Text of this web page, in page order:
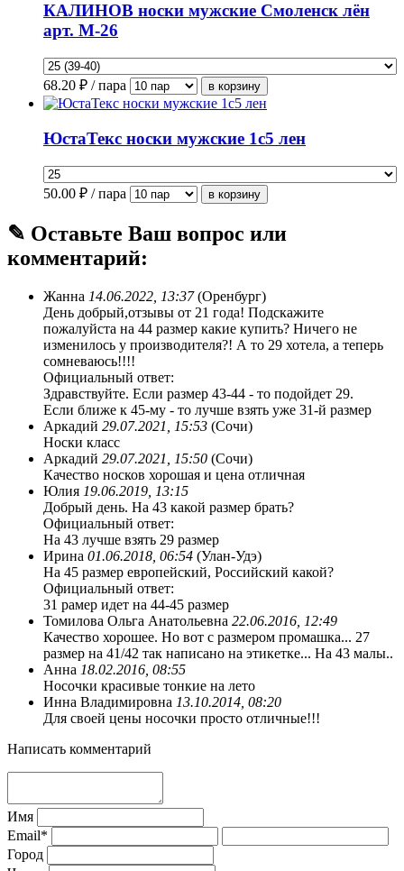
КАЛИНОВ носки мужские Смоленск лён
арт. М-26
68.20 ₽ / пара
ЮстаТекс носки мужские 1с5 лен
50.00 ₽ / пара
✎ Оставьте Ваш вопрос или
комментарий:
Жанна 14.06.2022, 13:37 (Оренбург)
День добрый,отзывы от 21 года! Подскажите
пожалуйста на 44 размер какие купить? Ничего не
изменилось у производителя?! А то 29 хотела, а теперь
сомневаюсь!!!!
Официальный ответ:
Здравствуйте. Если размер 43-44 - то подойдет 29.
Если ближе к 45-му - то лучше взять уже 31-й размер
Аркадий 29.07.2021, 15:53 (Сочи)
Носки класс
Аркадий 29.07.2021, 15:50 (Сочи)
Качество носков хорошая и цена отличная
Юлия 19.06.2019, 13:15
Добрый день. На 43 какой размер брать?
Официальный ответ:
На 43 лучше взять 29 размер
Ирина 01.06.2018, 06:54 (Улан-Удэ)
На 45 размер европейский, Российский какой?
Официальный ответ:
31 рамер идет на 44-45 размер
Томилова Ольга Анатольевна 22.06.2016, 12:49
Качество хорошее. Но вот с размером промашка... 27
размер на 41/42 так написано на этикетке... На 43 малы..
Анна 18.02.2016, 08:55
Носочки красивые тонкие на лето
Инна Владимировна 13.10.2014, 08:20
Для своей цены носочки просто отличные!!!
Написать комментарий
Имя
Email*
Город